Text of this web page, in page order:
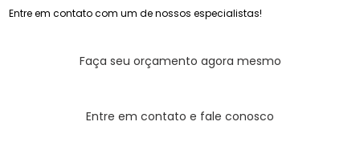
Entre em contato com um de nossos especialistas!
Faça seu orçamento agora mesmo
Entre em contato e fale conosco